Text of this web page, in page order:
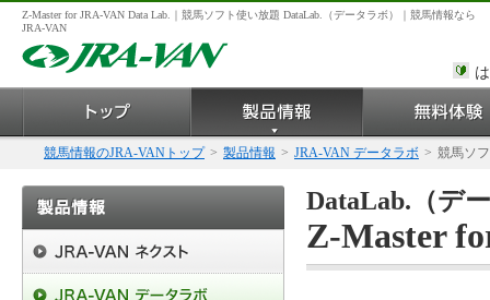
Z-Master for JRA-VAN Data Lab.｜競馬ソフト使い放題 DataLab.（データラボ）｜競馬情報なら
JRA-VAN
競馬情報のJRA-VANトップ > 製品情報 > JRA-VAN データラボ > 競馬ソ
DataLab.（デ
Z-Master